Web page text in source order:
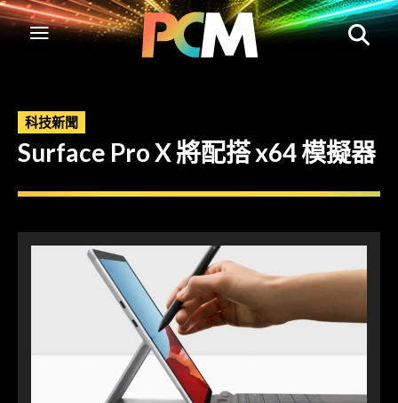
科技新聞
Surface Pro X 將配搭 x64 模擬器